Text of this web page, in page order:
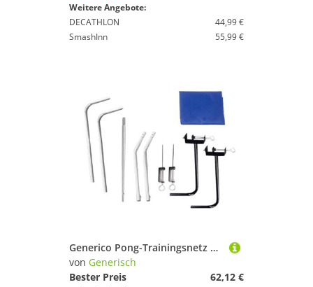
Weitere Angebote:
DECATHLON
44,99 €
SmashInn
55,99 €
Generico Pong-Trainingsnetz | Faltbares Netz zum Sammeln von Tennisbällen | Übungs-Werkzeug für einen Trainingsroboter oder Multi-Ball-Training
von Generisch
Bester Preis
62,12 €